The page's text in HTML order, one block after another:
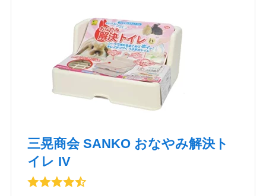
三晃商会 SANKO おなやみ解決ト
イレ IV